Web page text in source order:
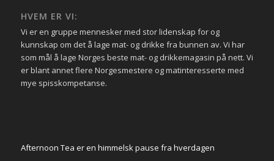
HVEM ER VI:
Vi er en gruppe mennesker med stor lidenskap for og
kunnskap om det å lage mat- og drikke fra bunnen av. Vi har
som mål å lage Norges beste mat- og drikkemagasin på nett. Vi
er blant annet flere Norgesmestere og matinteresserte med
mye spisskompetanse.
Afternoon Tea er en himmelsk pause fra hverdagen